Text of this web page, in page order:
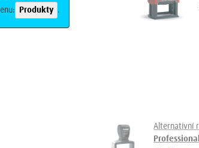
Produkty .
Alternativní